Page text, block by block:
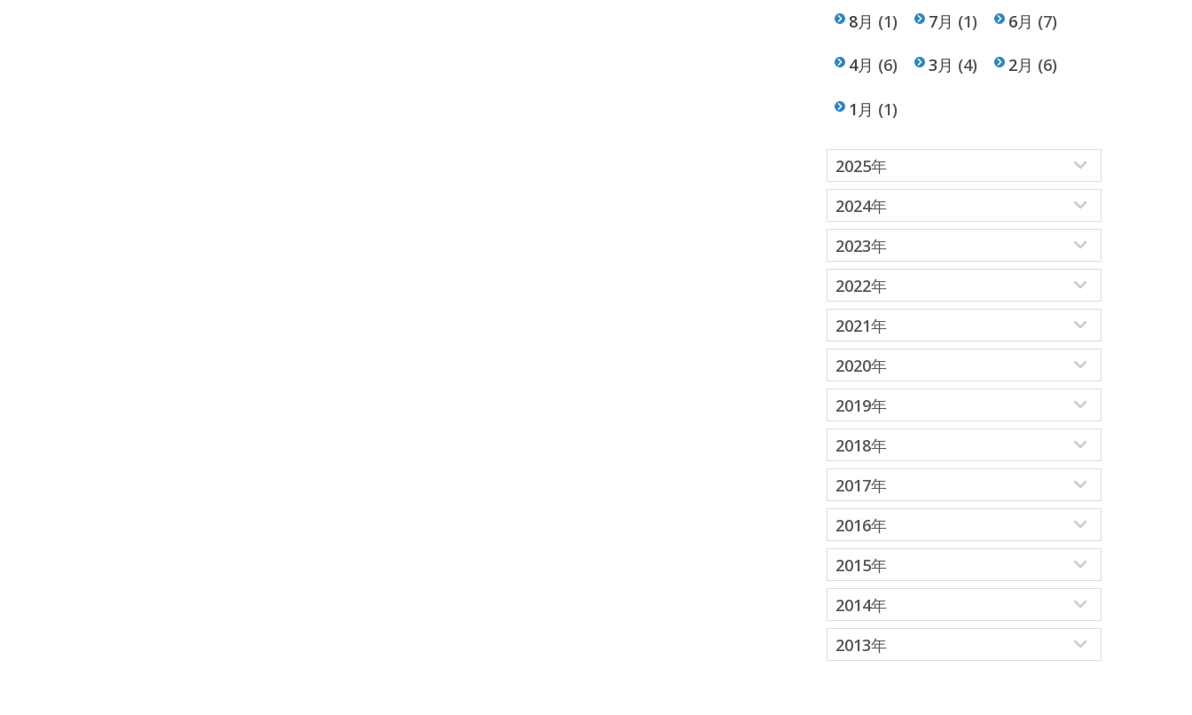
8月 (1) 7月 (1) 6月 (7)
4月 (6) 3月 (4) 2月 (6)
1月 (1)
2025年
2024年
2023年
2022年
2021年
2020年
2019年
2018年
2017年
2016年
2015年
2014年
2013年